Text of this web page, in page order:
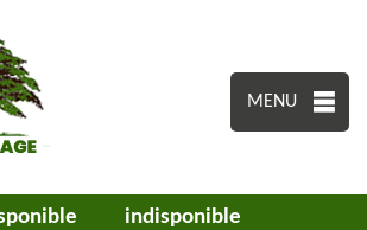
MENU
indisponible